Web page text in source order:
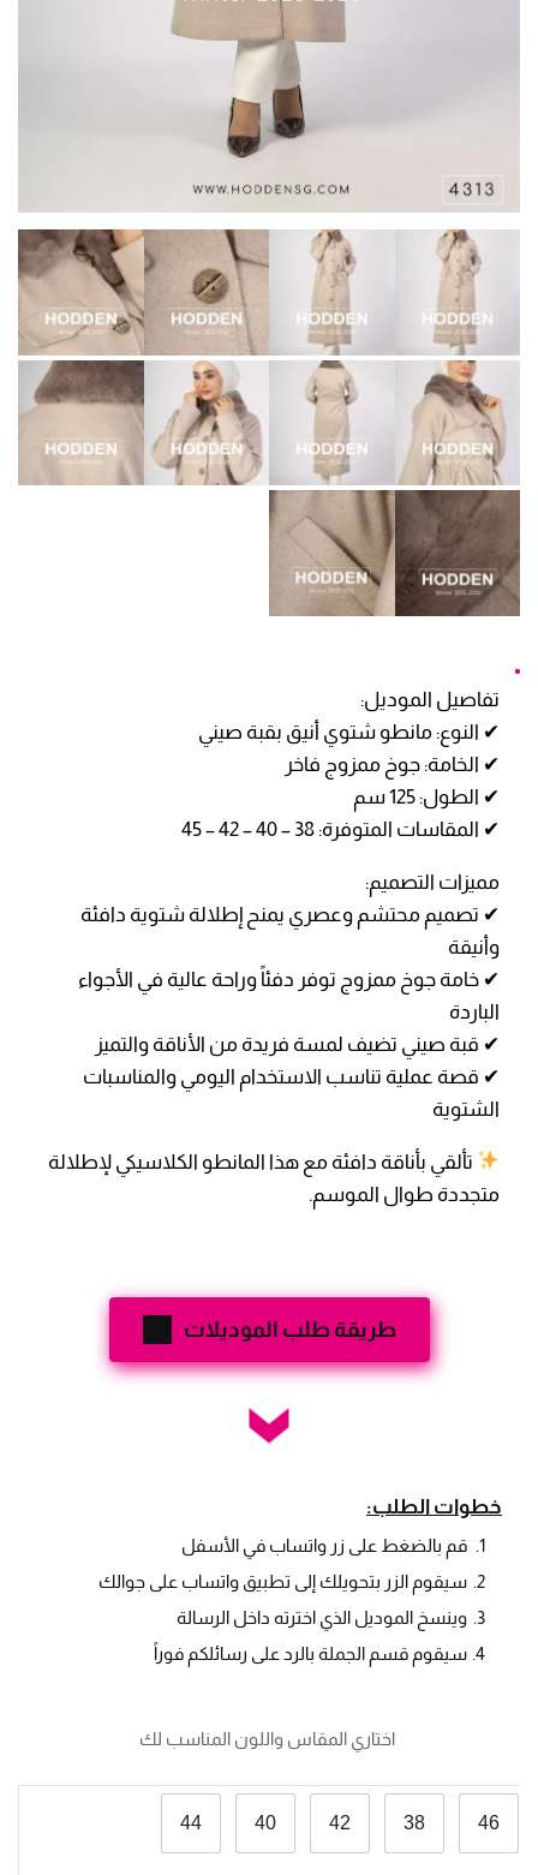
تفاصيل الموديل:
✔ النوع: مانطو شتوي أنيق بقبة صيني
✔ الخامة: جوخ ممزوج فاخر
✔ الطول: 125 سم
✔ المقاسات المتوفرة: 38 – 40 – 42 – 45
مميزات التصميم:
✔ تصميم محتشم وعصري يمنح إطلالة شتوية دافئة
وأنيقة
✔ خامة جوخ ممزوج توفر دفئاً وراحة عالية في الأجواء
الباردة
✔ قبة صيني تضيف لمسة فريدة من الأناقة والتميز
✔ قصة عملية تناسب الاستخدام اليومي والمناسبات
الشتوية
تألقي بأناقة دافئة مع هذا المانطو الكلاسيكي لإطلالة
متجددة طوال الموسم.
طريقة طلب الموديلات
خطوات الطلب:
قم بالضغط على زر واتساب في الأسفل
سيقوم الزر بتحويلك إلى تطبيق واتساب على جوالك
وينسخ الموديل الذي اخترته داخل الرسالة
سيقوم قسم الجملة بالرد على رسائلكم فوراً
46
38
42
40
44